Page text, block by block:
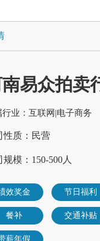
易众拍卖
行业：互联网|电子商务
性质：民营
规模：150-500人
效奖金 节日福利
餐补 交通补贴
薪年假